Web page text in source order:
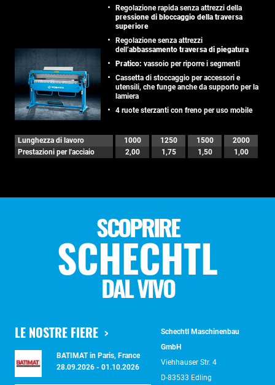
Regolazione rapida senza attrezzi della
pressione di bloccaggio della traversa
superiore
Regolazione senza attrezzi
dell’abbassamento traversa di piegatura
Pratico: vassoio per riporre i segmenti
Cassetta di stoccaggio per accessori e
utensili, che funge anche da supporto per la
lamiera
4 ruote sterzanti con freno per uso mobile
Lunghezza di lavoro 1000 1250 1500
2000
Prestazioni per l'acciaio
2,00 1,75 1,50 1,00
SCOPRIRE
SCHECHTL
DAL VIVO
LE NOSTRE FIERE
BATIMAT in Paris, France
28.09.2026 - 01.10.2026
Schechtl Maschinenbau
GmbH
Viehhauser Str. 4
D-83533 Edling